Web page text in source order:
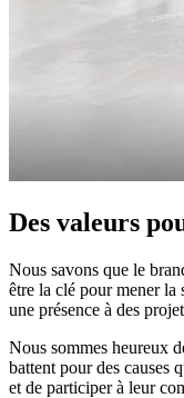
Des valeurs
Nous savons que le
être la clé pour mener
une présence à des
Nous sommes heureux
battent pour des causes
et de participer à leur